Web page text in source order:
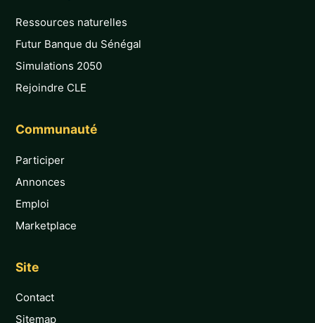
Ressources naturelles
Futur Banque du Sénégal
Simulations 2050
Rejoindre CLE
Communauté
Participer
Annonces
Emploi
Marketplace
Site
Contact
Sitemap